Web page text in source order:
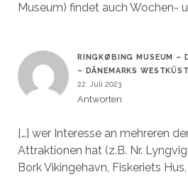
Museum) findet auch Wochen-
RINGKØBING MUSEUM –
– DÄNEMARKS
22. Juli 2023
Antworten
[…] wer Interesse an mehreren
Attraktionen hat (z.B. Nr.
Bork Vikingehavn, Fiskeriets